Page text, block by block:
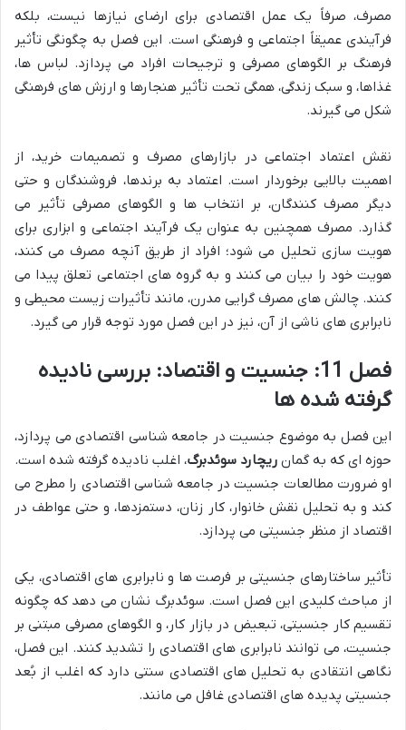
مصرف، صرفاً یک عمل اقتصادی برای ارضای نیازها نیست، بلکه
فرآیندی عمیقاً اجتماعی و فرهنگی است. این فصل به چگونگی تأثیر
فرهنگ بر الگوهای مصرفی و ترجیحات افراد می پردازد. لباس ها،
غذاها، و سبک زندگی، همگی تحت تأثیر هنجارها و ارزش های فرهنگی
شکل می گیرند.
نقش اعتماد اجتماعی در بازارهای مصرف و تصمیمات خرید، از
اهمیت بالایی برخوردار است. اعتماد به برندها، فروشندگان و حتی
دیگر مصرف کنندگان، بر انتخاب ها و الگوهای مصرفی تأثیر می
گذارد. مصرف همچنین به عنوان یک فرآیند اجتماعی و ابزاری برای
هویت سازی تحلیل می شود؛ افراد از طریق آنچه مصرف می کنند،
هویت خود را بیان می کنند و به گروه های اجتماعی تعلق پیدا می
کنند. چالش های مصرف گرایی مدرن، مانند تأثیرات زیست محیطی و
نابرابری های ناشی از آن، نیز در این فصل مورد توجه قرار می گیرد.
فصل 11: جنسیت و اقتصاد: بررسی نادیده
گرفته شده ها
این فصل به موضوع جنسیت در جامعه شناسی اقتصادی می پردازد،
حوزه ای که به گمان ریچارد سوئدبرگ، اغلب نادیده گرفته شده است.
او ضرورت مطالعات جنسیت در جامعه شناسی اقتصادی را مطرح می
کند و به تحلیل نقش خانوار، کار زنان، دستمزدها، و حتی عواطف در
اقتصاد از منظر جنسیتی می پردازد.
تأثیر ساختارهای جنسیتی بر فرصت ها و نابرابری های اقتصادی، یکی
از مباحث کلیدی این فصل است. سوئدبرگ نشان می دهد که چگونه
تقسیم کار جنسیتی، تبعیض در بازار کار، و الگوهای مصرفی مبتنی بر
جنسیت، می توانند نابرابری های اقتصادی را تشدید کنند. این فصل،
نگاهی انتقادی به تحلیل های اقتصادی سنتی دارد که اغلب از بُعد
جنسیتی پدیده های اقتصادی غافل می مانند.